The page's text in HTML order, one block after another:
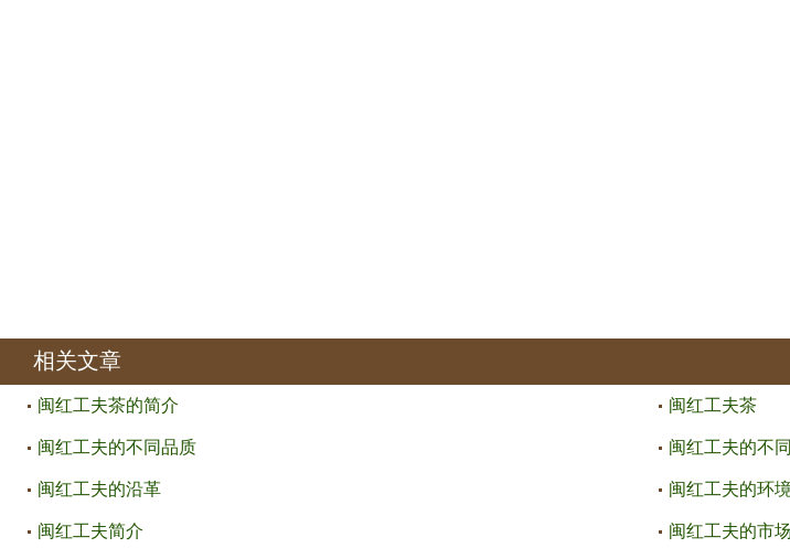
相关文章
闽红工夫茶的简介 闽红工夫茶
闽红工夫的不同品质 闽红工夫的不
闽红工夫的沿革 闽红工夫的环境
闽红工夫简介 闽红工夫的市